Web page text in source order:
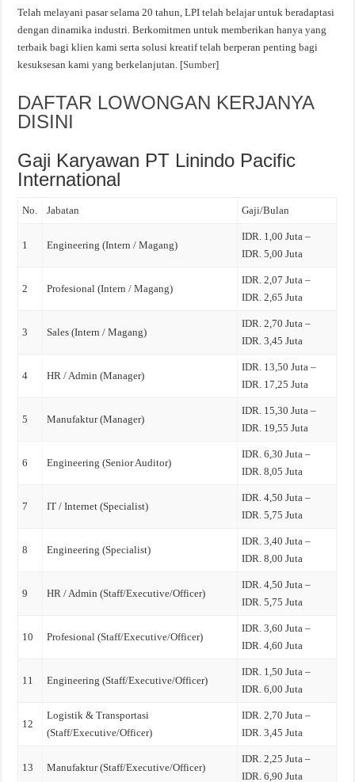
Telah melayani pasar selama 20 tahun, LPI telah belajar untuk beradaptasi
dengan dinamika industri. Berkomitmen untuk memberikan hanya yang
terbaik bagi klien kami serta solusi kreatif telah berperan penting bagi
kesuksesan kami yang berkelanjutan. [Sumber]
DAFTAR LOWONGAN KERJANYA
DISINI
Gaji Karyawan PT Linindo Pacific
International
No. Jabatan Gaji/Bulan
1 Engineering (Intern / Magang)
IDR. 1,00 Juta –
IDR. 5,00 Juta
2 Profesional (Intern / Magang)
IDR. 2,07 Juta –
IDR. 2,65 Juta
3 Sales (Intern / Magang)
IDR. 2,70 Juta –
IDR. 3,45 Juta
4 HR / Admin (Manager)
IDR. 13,50 Juta –
IDR. 17,25 Juta
5 Manufaktur (Manager)
IDR. 15,30 Juta –
IDR. 19,55 Juta
6 Engineering (Senior Auditor)
IDR. 6,30 Juta –
IDR. 8,05 Juta
7 IT / Internet (Specialist)
IDR. 4,50 Juta –
IDR. 5,75 Juta
8 Engineering (Specialist)
IDR. 3,40 Juta –
IDR. 8,00 Juta
9 HR / Admin (Staff/Executive/Officer)
IDR. 4,50 Juta –
IDR. 5,75 Juta
10 Profesional (Staff/Executive/Officer)
IDR. 3,60 Juta –
IDR. 4,60 Juta
11 Engineering (Staff/Executive/Officer)
IDR. 1,50 Juta –
IDR. 6,00 Juta
12
Logistik & Transportasi
(Staff/Executive/Officer)
IDR. 2,70 Juta –
IDR. 3,45 Juta
13 Manufaktur (Staff/Executive/Officer)
IDR. 2,25 Juta –
IDR. 6,90 Juta